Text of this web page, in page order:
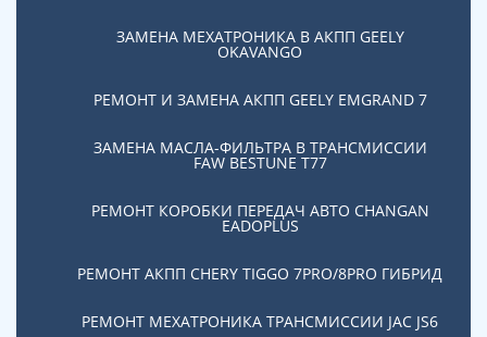
ЗАМЕНА МЕХАТРОНИКА В АКПП GEELY
OKAVANGO
РЕМОНТ И ЗАМЕНА АКПП GEELY EMGRAND 7
ЗАМЕНА МАСЛА-ФИЛЬТРА В ТРАНСМИССИИ
FAW BESTUNE T77
РЕМОНТ КОРОБКИ ПЕРЕДАЧ АВТО CHANGAN
EADOPLUS
РЕМОНТ АКПП CHERY TIGGO 7PRO/8PRO ГИБРИД
РЕМОНТ МЕХАТРОНИКА ТРАНСМИССИИ JAC JS6
Даем гарантию на наш ремонт
сроком 3 года
Скорость работы
Вашу проблему